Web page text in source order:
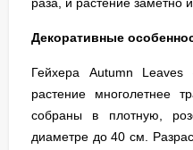
раза, и растение заметно
Декоративные
Гейхера Autumn Leaves
растение многолетнее
собраны в плотную,
диаметре до 40 см.